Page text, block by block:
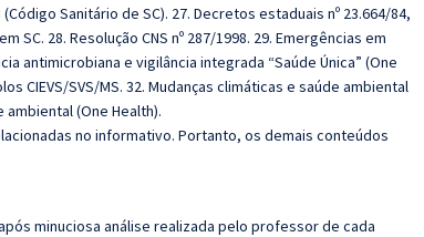
Sanitário de SC). 27. Decretos estaduais nº 23.664/84,
SC. 28. Resolução CNS nº 287/1998. 29. Emergências em
antimicrobiana e vigilância integrada “Saúde Única” (One
CIEVS/SVS/MS. 32. Mudanças climáticas e saúde ambiental
ambiental (One Health).
no informativo. Portanto, os demais conteúdos
minuciosa análise realizada pelo professor de cada